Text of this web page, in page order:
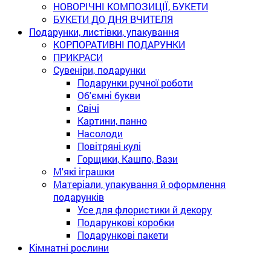
НОВОРІЧНІ КОМПОЗИЦІЇ, БУКЕТИ
БУКЕТИ ДО ДНЯ ВЧИТЕЛЯ
Подарунки, листівки, упакування
КОРПОРАТИВНІ ПОДАРУНКИ
ПРИКРАСИ
Сувеніри, подарунки
Подарунки ручної роботи
Об'ємні букви
Свічі
Картини, панно
Насолоди
Повітряні кулі
Горщики, Кашпо, Вази
М'які іграшки
Матеріали, упакування й оформлення
подарунків
Усе для флористики й декору
Подарункові коробки
Подарункові пакети
Кімнатні рослини